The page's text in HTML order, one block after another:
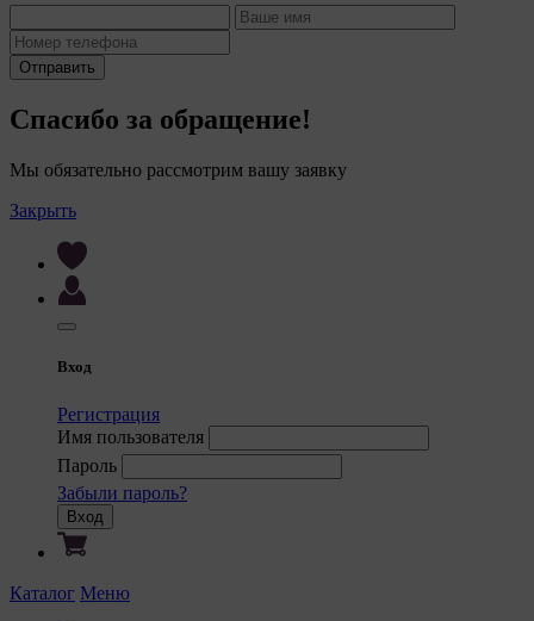
Отправить
Спасибо за обращение!
Мы обязательно рассмотрим вашу заявку
Закрыть
Вход
Регистрация
Имя пользователя
Пароль
Забыли пароль?
Вход
Каталог Меню